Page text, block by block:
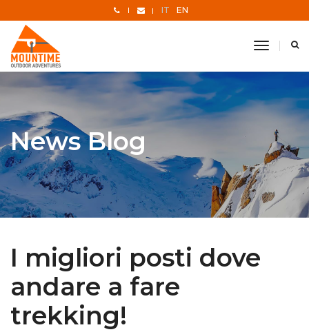
IT EN
toggle
News Blog
I migliori posti dove
andare a fare
trekking!